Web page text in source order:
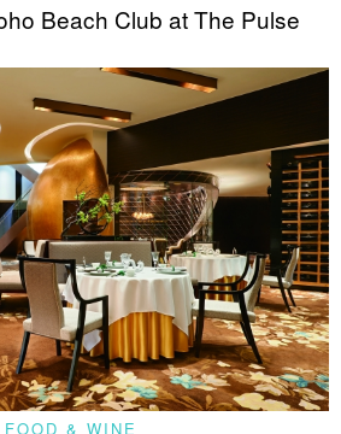
Beach Club at The Pulse
FOOD & WINE